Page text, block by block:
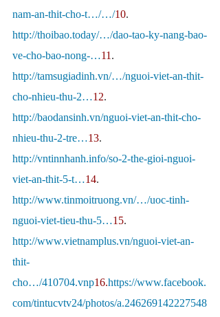
nam-an-thit-cho-t…/…/10.
http://thoibao.today/…/dao-tao-ky-nang-bao-
ve-cho-bao-nong-…11 .
http://tamsugiadinh.vn/…/nguoi-viet-an-thit-
cho-nhieu-thu-2…12.
http://baodansinh.vn/nguoi-viet-an-thit-cho-
nhieu-thu-2-tre…13.
http://vntinnhanh.info/so-2-the-gioi-nguoi-
viet-an-thit-5-t…14.
http://www.tinmoitruong.vn/…/uoc-tinh-
nguoi-viet-tieu-thu-5…15.
http://www.vietnamplus.vn/nguoi-viet-an-
thit-
cho…/410704.vnp16.https://www.facebook.
com/tintucvtv24/photos/a.246269142227548